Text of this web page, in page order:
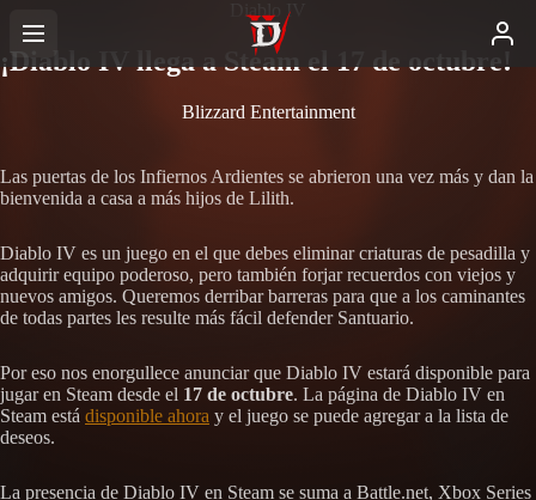
Diablo IV
¡Diablo IV llega a Steam el 17 de octubre!
Blizzard Entertainment
Las puertas de los Infiernos Ardientes se abrieron una vez más y dan la
bienvenida a casa a más hijos de Lilith.
Diablo IV es un juego en el que debes eliminar criaturas de pesadilla y
adquirir equipo poderoso, pero también forjar recuerdos con viejos y
nuevos amigos. Queremos derribar barreras para que a los caminantes
de todas partes les resulte más fácil defender Santuario.
Por eso nos enorgullece anunciar que Diablo IV estará disponible para
jugar en Steam desde el 17 de octubre. La página de Diablo IV en
Steam está disponible ahora y el juego se puede agregar a la lista de
deseos.
La presencia de Diablo IV en Steam se suma a Battle.net, Xbox Series